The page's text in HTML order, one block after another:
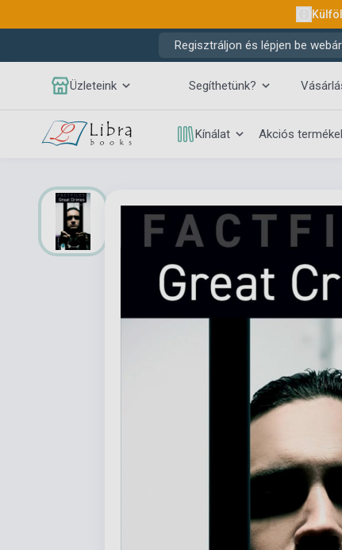
Regisztráljon és lépjen be
Üzleteink Segíthetünk?
Kínálat Akciós